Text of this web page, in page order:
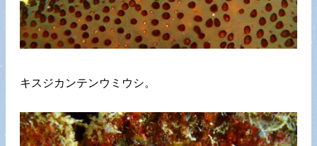
キスジカンテンウミウシ。